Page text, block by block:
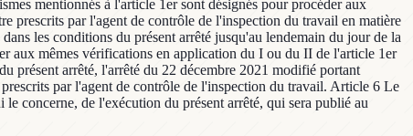
mentionnés à l'article 1er sont désignés pour procéder aux
prescrits par l'agent de contrôle de l'inspection du travail en matière
les conditions du présent arrêté jusqu'au lendemain du jour de la
aux mêmes vérifications en application du I ou du II de l'article 1er
présent arrêté, l'arrêté du 22 décembre 2021 modifié portant
par l'agent de contrôle de l'inspection du travail. Article 6 Le
concerne, de l'exécution du présent arrêté, qui sera publié au